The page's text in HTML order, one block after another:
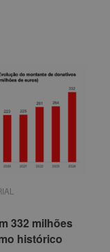
332 milhões
histórico
332 milhões
histórico